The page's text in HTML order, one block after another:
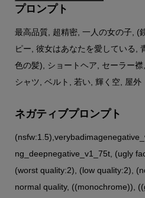
プロンプト
最高品質, 超精密, 一人の女の子, (
ピー, 彼女はあなたを愛している,
色の髪), ショートヘア, セーラー
シャツ, ベルト, 若い, 輝く空, 屋外
ネガティブプロンプト
ng_deepnegative_v1_75t, (ugly
(worst quality:2), (low quality:2),
normal quality, ((monochrome)),